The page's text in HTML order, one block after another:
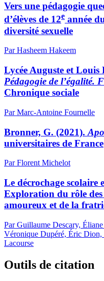
Vers une pédagogie
d’élèves de 12e année
diversité sexuelle
Par Hasheem Hakeem
Lycée Auguste et
Pédagogie de l’égalité.
Chronique sociale
Par Marc-Antoine Fournelle
Bronner, G. (2021).
universitaires de France
Par Florent Michelot
Le décrochage scolaire
Exploration du rôle des
amoureux et de la
Par Guillaume Descary,
Véronique Dupéré, Éric
Lacourse
Outils de citation